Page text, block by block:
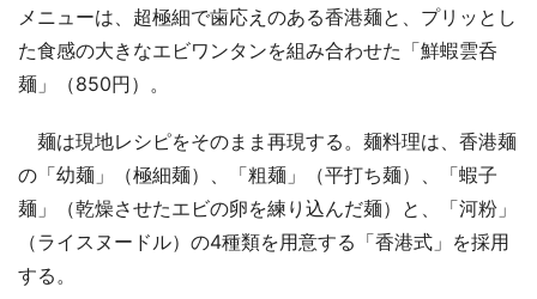
メニューは、超極細で歯応えのある香港麺と、プリッとし
た食感の大きなエビワンタンを組み合わせた「鮮蝦雲呑
麺」（850円）。
麺は現地レシピをそのまま再現する。麺料理は、香港麺
の「幼麺」（極細麺）、「粗麺」（平打ち麺）、「蝦子
麺」（乾燥させたエビの卵を練り込んだ麺）と、「河粉」
（ライスヌードル）の4種類を用意する「香港式」を採用
する。